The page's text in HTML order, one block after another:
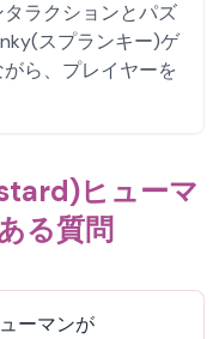
ラクションとパズ
スプランキー)ゲ
ら、プレイヤーを
ヒューマ
る質問
ーマンが